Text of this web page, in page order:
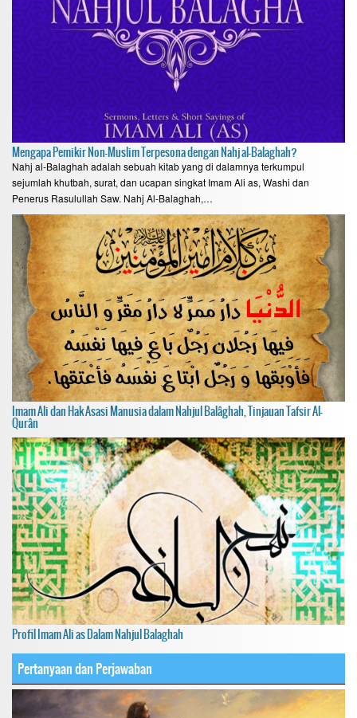
Mengapa Pemikir Non-Muslim Terpesona dengan Nahj al-Balaghah?
Nahj al-Balaghah adalah sebuah kitab yang di dalamnya terkumpul
sejumlah khutbah, surat, dan ucapan singkat Imam Ali as, Washi dan
Penerus Rasulullah Saw. Nahj Al-Balaghah,…
Imam Ali dan Hak Asasi Manusia dalam Nahjul Balâghah, Tinjauan Tafsir Al-
Qurân
Profil Imam Ali as Dalam Nahjul Balaghah
Pertanyaan dan Perjawaban